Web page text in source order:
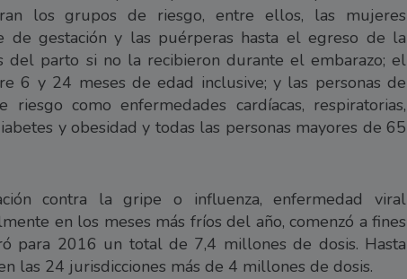
los grupos de riesgo, entre ellos, las mujeres
de gestación y las puérperas hasta el egreso de la
del parto si no la recibieron durante el embarazo; el
6 y 24 meses de edad inclusive; y las personas de
como enfermedades cardíacas, respiratorias,
y obesidad y todas las personas mayores de 65
contra la gripe o influenza, enfermedad viral
en los meses más fríos del año, comenzó a fines
para 2016 un total de 7,4 millones de dosis. Hasta
las 24 jurisdicciones más de 4 millones de dosis.